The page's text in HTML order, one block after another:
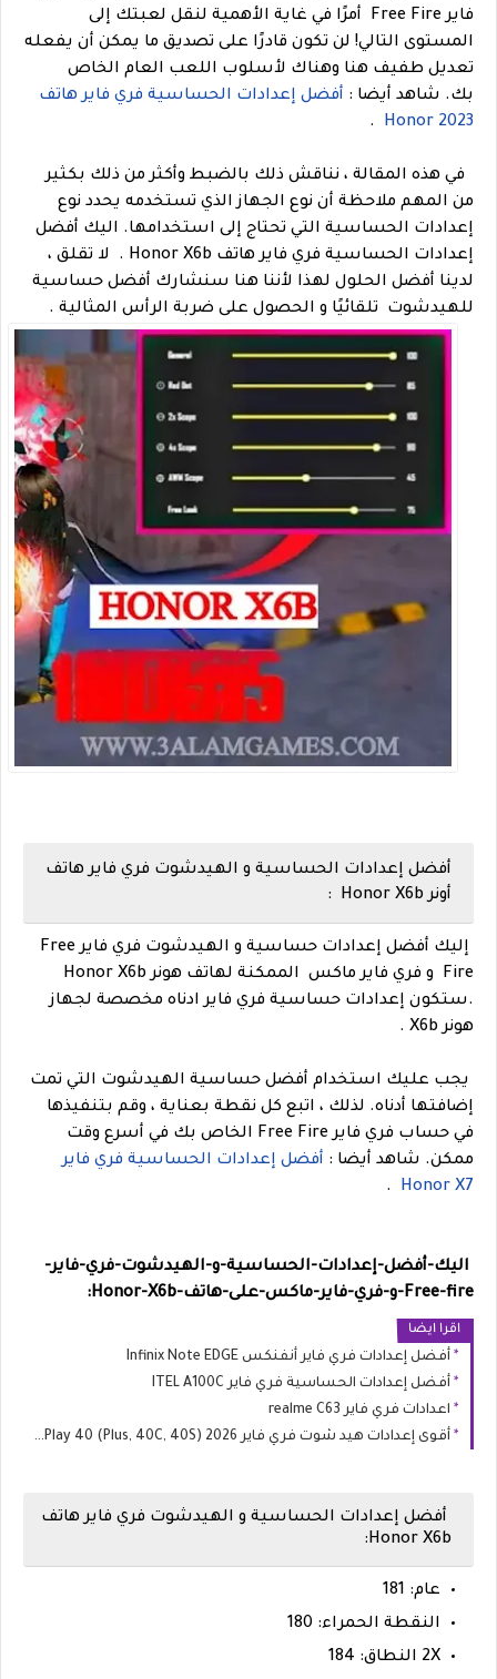
فاير Free Fire أمرًا في غاية الأهمية لنقل لعبتك إلى
المستوى التالي! لن تكون قادرًا على تصديق ما يمكن أن يفعله
تعديل طفيف هنا وهناك لأسلوب اللعب العام الخاص
بك. شاهد أيضا : أفضل إعدادات الحساسية فري فاير هاتف
Honor 2023
.
في هذه المقالة ، نناقش ذلك بالضبط وأكثر من ذلك بكثير
من المهم ملاحظة أن نوع الجهاز الذي تستخدمه يحدد نوع
إعدادات الحساسية التي تحتاج إلى استخدامها. اليك أفضل
إعدادات الحساسية فري فاير هاتف Honor X6b . لا تقلق ،
لدينا أفضل الحلول لهذا لأننا هنا سنشارك أفضل حساسية
للهيدشوت تلقائيًا و الحصول على ضربة الرأس المثالية .
أفضل إعدادات الحساسية و الهيدشوت فري فاير هاتف
أونر Honor X6b :
إليك أفضل إعدادات حساسية و الهيدشوت فري فايرFree
Fire
و فري فاير ماكس الممكنة ل
هاتف هونر Honor X6b
.ستكون إعدادات حساسية فري فاير ادناه مخصصة لجهاز
هونر X6b .
يجب عليك استخدام أفضل حساسية الهيدشوت التي تمت
إضافتها أدناه. لذلك ، اتبع كل نقطة بعناية ، وقم بتنفيذها
في حساب فري فاير Free Fire الخاص بك في أسرع وقت
ممكن. شاهد أيضا : أفضل إعدادات الحساسية فري فاير
Honor X7
.
اليك-أفضل-إعدادات-الحساسية-و-الهيدشوت-فري-فاير-
Free-fire-و-فري-فاير-ماكس-على-هاتف-
Honor-X6b:
اقرا ايضا
أفضل إعدادات فري فاير أنفنكس Infinix Note EDGE
أفضل إعدادات الحساسية فري فاير ITEL A100C
اعدادات فري فاير realme C63
أقوى إعدادات هيد شوت فري فاير 2026 HONOR Play 40 (Plus, 40C, 40S)
أفضل إعدادات الحساسية و الهيدشوت فري فاير هاتف
Honor X6b:
عام: 181
النقطة الحمراء: 180
2X النطاق: 184